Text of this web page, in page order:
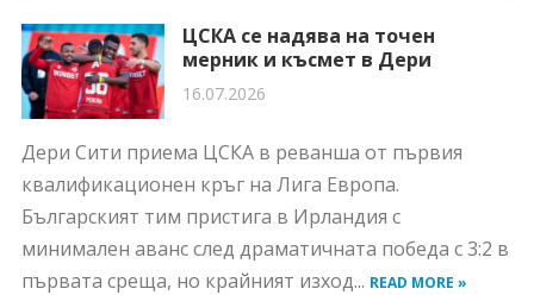
ЦСКА се надява на точен
мерник и късмет в Дери
16.07.2026
Дери Сити приема ЦСКА в реванша от първия
квалификационен кръг на Лига Европа.
Българският тим пристига в Ирландия с
минимален аванс след драматичната победа с 3:2 в
първата среща, но крайният изход... READ MORE »